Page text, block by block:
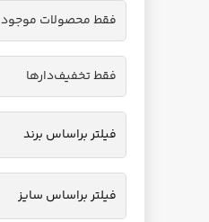
فقط محصولات موجود
فقط تخفیف‌دارها
فیلتر براساس برند
فیلتر براساس سایز